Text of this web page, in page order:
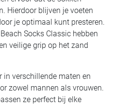
Hierdoor blijven je voeten
je optimaal kunt presteren.
Socks Classic hebben
veilige grip op het zand
in verschillende maten en
zowel mannen als vrouwen.
ze perfect bij elke